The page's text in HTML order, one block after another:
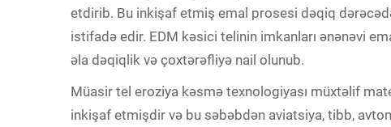
etdirib. Bu inkişaf etmiş emal prosesi dəqiq
istifadə edir. EDM kəsici telinin imkanları ənənəvi
əla dəqiqlik və çoxtərəfliyə nail olunub.
Müasir tel eroziya kəsmə texnologiyası müxtəlif
inkişaf etmişdir və bu səbəbdən aviatsiya, tibb,